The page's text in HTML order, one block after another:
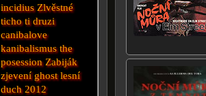
incidius Zlvěstné
ticho ti druzi
canibalove
kanibalismus the
posession Zabiják
zjevení ghost lesní
duch 2012